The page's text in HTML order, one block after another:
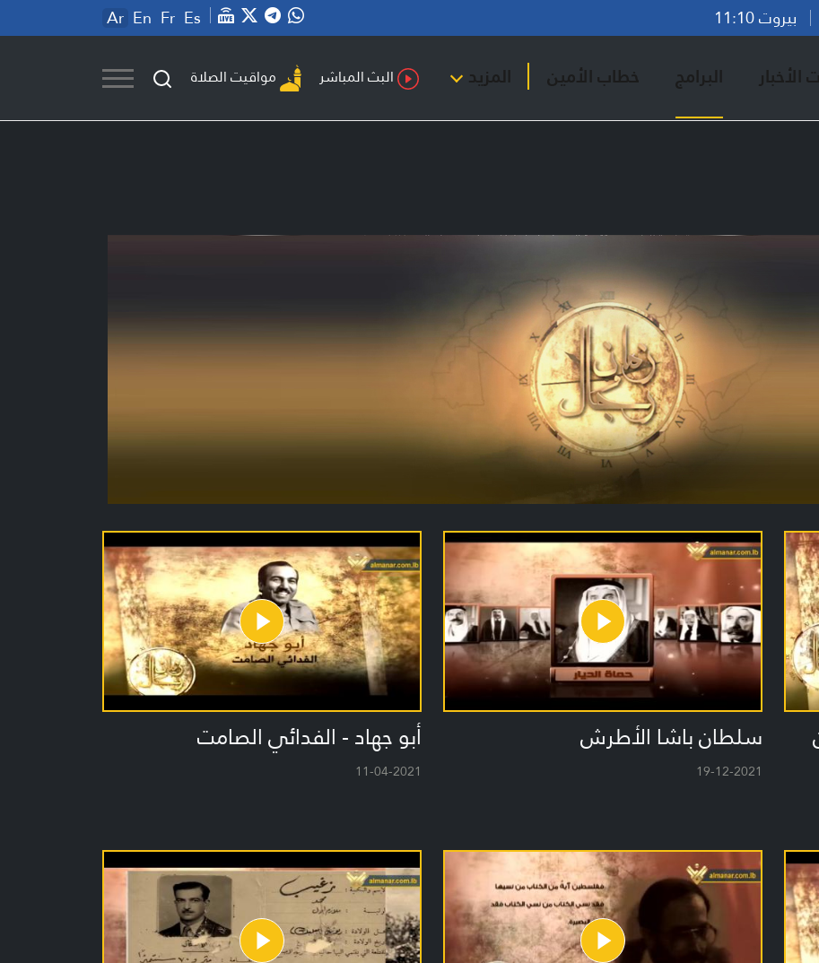
بيروت 11:10 Ar En Fr Es
البرامج خطاب الأمين المزيد البث المباشر مواقيت الصلاة
سلطان باشا الأطرش
19-12-2021
أبو جهاد - الفدائي الصامت
11-04-2021